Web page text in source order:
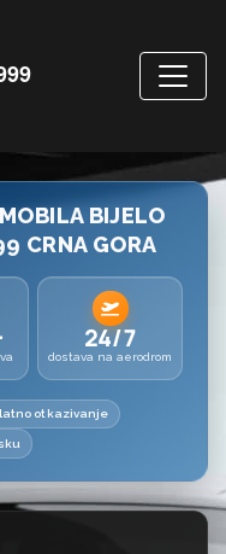
BIJELO
CRNA GORA
24/7
dostava na aerodrom
otkazivanje